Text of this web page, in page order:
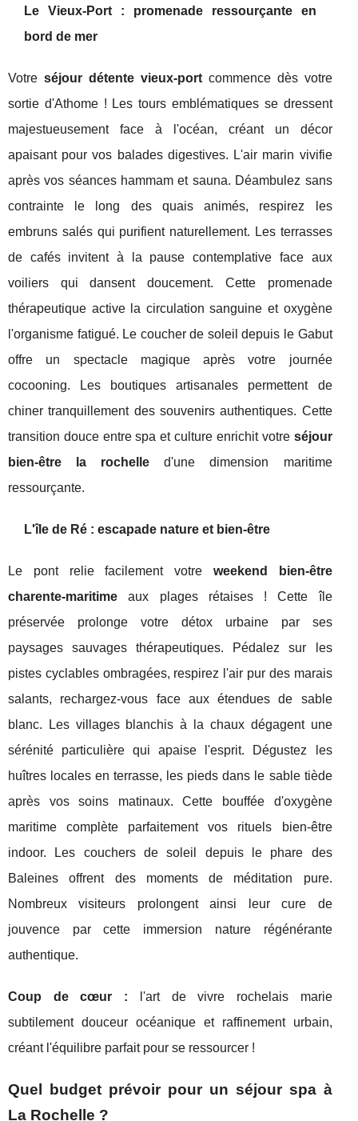
Le Vieux-Port : promenade ressourçante en
bord de mer
Votre séjour détente vieux-portcommence dès votre
sortie d'Athome ! Les tours emblématiques se dressent
majestueusement face à l'océan, créant un décor
apaisant pour vos balades digestives. L'air marin vivifie
après vos séances hammam et sauna. Déambulez sans
contrainte le long des quais animés, respirez les
embruns salés qui purifient naturellement. Les terrasses
de cafés invitent à la pause contemplative face aux
voiliers qui dansent doucement. Cette promenade
thérapeutique active la circulation sanguine et oxygène
l'organisme fatigué. Le coucher de soleil depuis le Gabut
offre un spectacle magique après votre journée
cocooning. Les boutiques artisanales permettent de
chiner tranquillement des souvenirs authentiques. Cette
transition douce entre spa et culture enrichit votre séjour
bien-être la rochelle d'une dimension maritime
ressourçante.
L'île de Ré : escapade nature et bien-être
Le pont relie facilement votre weekend bien-être
charente-maritime aux plages rétaises ! Cette île
préservée prolonge votre détox urbaine par ses
paysages sauvages thérapeutiques. Pédalez sur les
pistes cyclables ombragées, respirez l'air pur des marais
salants, rechargez-vous face aux étendues de sable
blanc. Les villages blanchis à la chaux dégagent une
sérénité particulière qui apaise l'esprit. Dégustez les
huîtres locales en terrasse, les pieds dans le sable tiède
après vos soins matinaux. Cette bouffée d'oxygène
maritime complète parfaitement vos rituels bien-être
indoor. Les couchers de soleil depuis le phare des
Baleines offrent des moments de méditation pure.
Nombreux visiteurs prolongent ainsi leur cure de
jouvence par cette immersion nature régénérante
authentique.
Coup de cœur : l'art de vivre rochelais marie
subtilement douceur océanique et raffinement urbain,
créant l'équilibre parfait pour se ressourcer !
Quel budget prévoir pour un séjour spa à
La Rochelle ?